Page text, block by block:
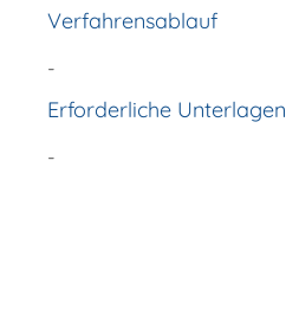
Verfahrensablauf
-
Erforderliche Unterlagen
-